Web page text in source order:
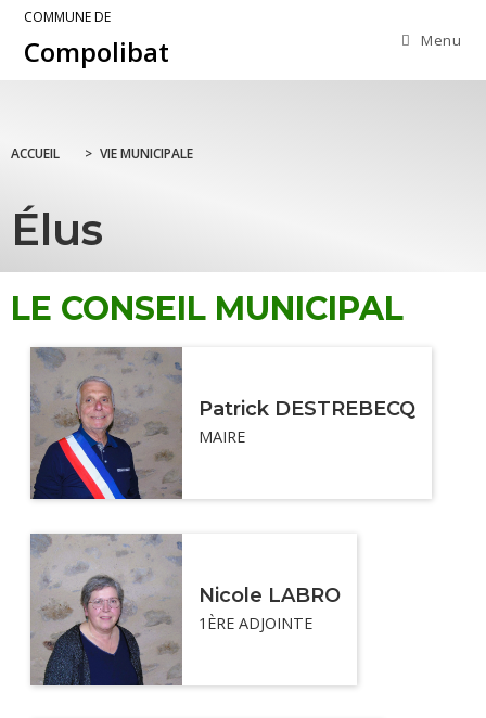
COMMUNE DE
Compolibat Menu
ACCUEIL > VIE MUNICIPALE
Élus
LE CONSEIL MUNICIPAL
Patrick DESTREBECQ
MAIRE
Nicole LABRO
1ÈRE ADJOINTE